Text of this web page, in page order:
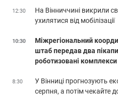
12:30
На Вінниччині викрили
ухилятися від мобілізації
10:30
Міжрегіональний
штаб передав два
роботизовані
8:30
У Вінниці прогнозують
серпня, а потім чекайте